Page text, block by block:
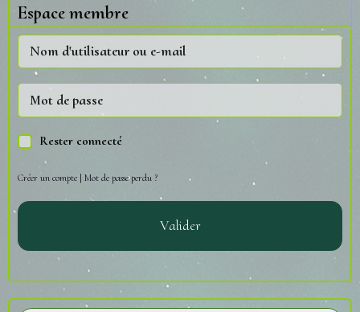
Espace membre
Rester connecté
Créer un compte | Mot de passe perdu ?
Valider